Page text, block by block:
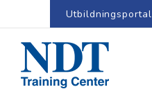
Utbildningsportal